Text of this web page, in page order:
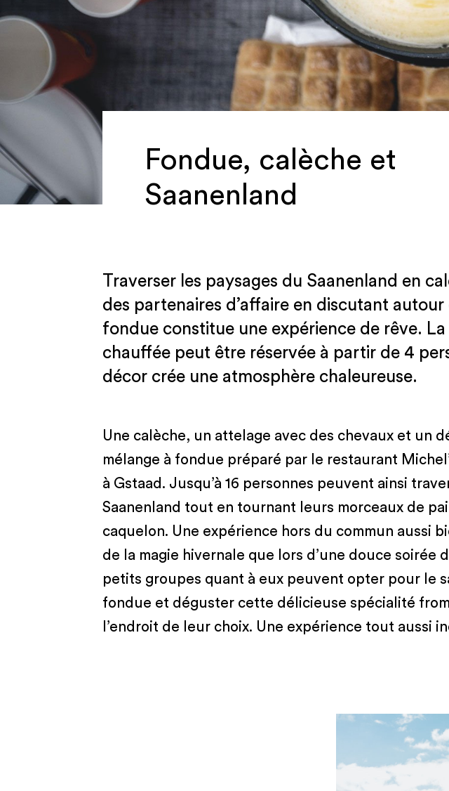
Fondue, calèche et
Saanenland
Traverser les paysages du Saanenland en
des partenaires d’affaire en discutant autour
fondue constitue une expérience de rêve.
chauffée peut être réservée à partir de 4
décor crée une atmosphère chaleureuse.
Une calèche, un attelage avec des chevaux et un
mélange à fondue préparé par le restaurant
à Gstaad. Jusqu’à 16 personnes peuvent ainsi
Saanenland tout en tournant leurs morceaux de
caquelon. Une expérience hors du commun aussi
de la magie hivernale que lors d’une douce soirée
petits groupes quant à eux peuvent opter pour le
fondue et déguster cette délicieuse spécialité
l’endroit de leur choix. Une expérience tout aussi